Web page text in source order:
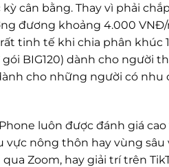
cân bằng. Thay vì phải
đương khoảng 4.000
tinh tế khi chia phân
BIG120) dành cho người
cho những người có
luôn được đánh giá
nông thôn hay vùng
Zoom, hay giải trí trên